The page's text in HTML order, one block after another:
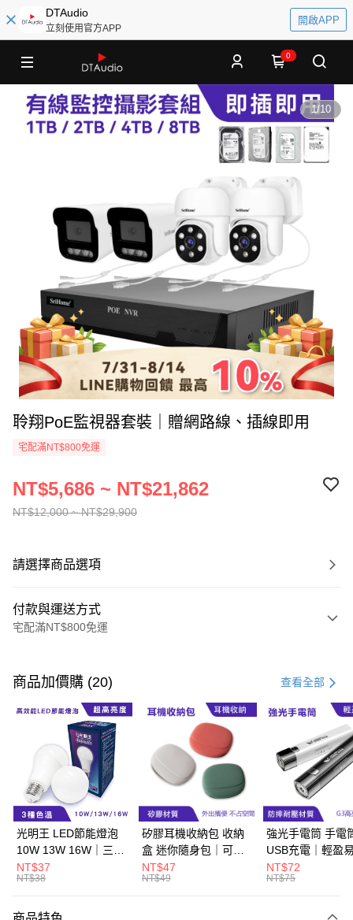
DTAudio
立刻使用官方APP
開啟APP
0
1/10
聆翔PoE監視器套裝｜贈網路線、插線即用
宅配滿NT$800免運
NT$12,000 ~ NT$29,900
NT$5,686 ~ NT$21,862
請選擇商品選項
付款與運送方式
宅配滿NT$800免運
信用卡一次付款
LINE Pay
悠遊付
Google Pay
ATM付款
商品加價購 (20) 查看全部
光明王 LED節能燈泡
10W 13W 16W｜三種
色溫、CP值超高
NT$37
NT$38
矽膠耳機收納包 收納
盒 迷你隨身包｜可水
洗、抗衝擊
NT$47
NT$49
強光手電筒 手電
USB充電｜輕盈
生活防水
NT$72
NT$75